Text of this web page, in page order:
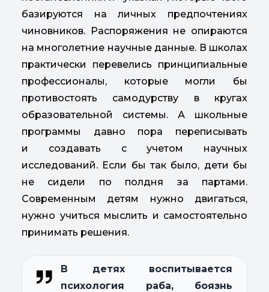
базируются на личных предпочтениях
чиновников. Распоряжения не опираются
на многолетние научные данные. В школах
практически перевелись принципиальные
профессионалы, которые могли бы
противостоять самодурству в кругах
образовательной системы. А школьные
программы давно пора переписывать
и создавать с учетом научных
исследований. Если бы так было, дети бы
не сидели по полдня за партами.
Современным детям нужно двигаться,
нужно учиться мыслить и самостоятельно
принимать решения.
В детях воспитывается
психология раба, боязнь